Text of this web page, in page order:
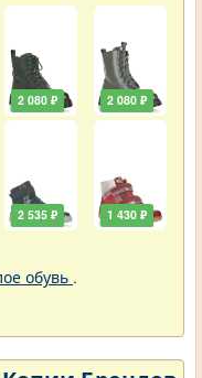
2 080 ₽
2 535 ₽
2 080 ₽
1 430 ₽
обувь .